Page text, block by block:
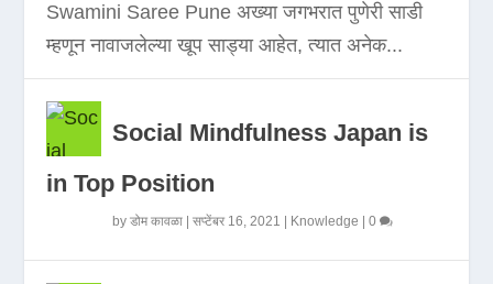
Swamini Saree Pune अख्या जगभरात पुणेरी साडी
म्हणून नावाजलेल्या खूप साड्या आहेत, त्यात अनेक...
Social Mindfulness Japan is
in Top Position
byडोम कावळा |सप्टेंबर 16, 2021 Knowledge |0